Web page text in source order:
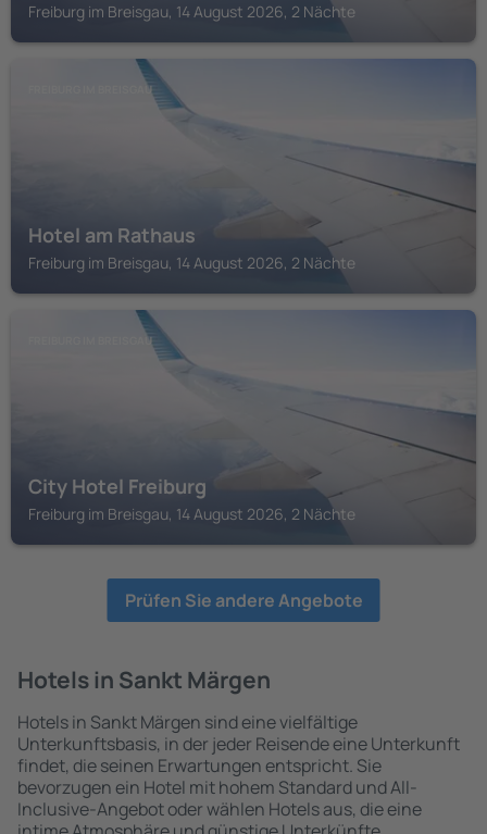
Freiburg im Breisgau, 14 August 2026, 2 Nächte
FREIBURG IM BREISGAU
Hotel am Rathaus
Freiburg im Breisgau, 14 August 2026, 2 Nächte
FREIBURG IM BREISGAU
City Hotel Freiburg
Freiburg im Breisgau, 14 August 2026, 2 Nächte
Prüfen Sie andere Angebote
Hotels in Sankt Märgen
Hotels in Sankt Märgen sind eine vielfältige
Unterkunftsbasis, in der jeder Reisende eine Unterkunft
findet, die seinen Erwartungen entspricht. Sie
bevorzugen ein Hotel mit hohem Standard und All-
Inclusive-Angebot oder wählen Hotels aus, die eine